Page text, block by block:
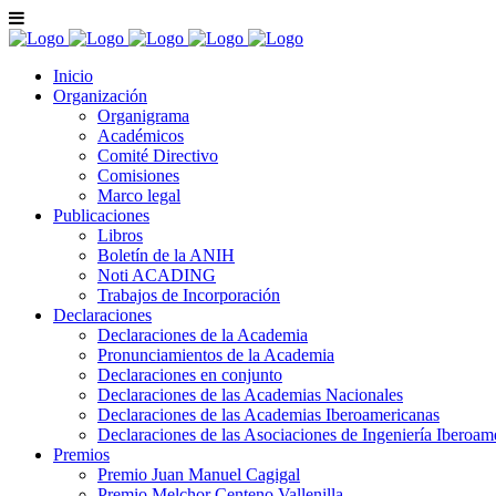
Inicio
Organización
Organigrama
Académicos
Comité Directivo
Comisiones
Marco legal
Publicaciones
Libros
Boletín de la ANIH
Noti ACADING
Trabajos de Incorporación
Declaraciones
Declaraciones de la Academia
Pronunciamientos de la Academia
Declaraciones en conjunto
Declaraciones de las Academias Nacionales
Declaraciones de las Academias Iberoamericanas
Declaraciones de las Asociaciones de Ingeniería
Premios
Premio Juan Manuel Cagigal